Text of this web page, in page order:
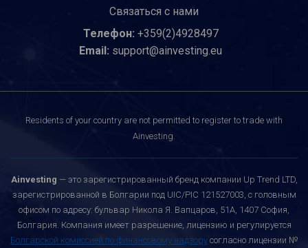
Связаться с нами
Телефон: +359(2)4928497
Email: support@ainvesting.eu
Residents of your country are not permitted to register to trade with
Ainvesting.
Ainvesting — это зарегистрированный бренд компании Up Trend LTD,
зарегистрированной в Болгарии под UIC/PIC 121527003, с головным
офисом по адресу: бульвар Никола Я. Вапцаров, 51A, 1407 София,
Болгария. Компания имеет разрешение, лицензию и регулируется
Болгарской комиссией по финансовому надзору согласно лицензии №